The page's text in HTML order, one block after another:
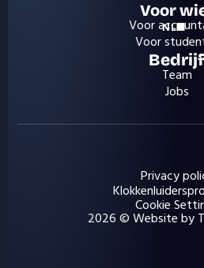
Voor
Voor
Voor
Bedrijf
Team
Jobs
NLSelect
Privacy
Cookie
2026 © Website by